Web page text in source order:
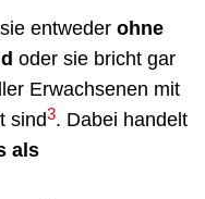
entweder ohne
oder sie bricht gar
Erwachsenen mit
sind3. Dabei handelt
als